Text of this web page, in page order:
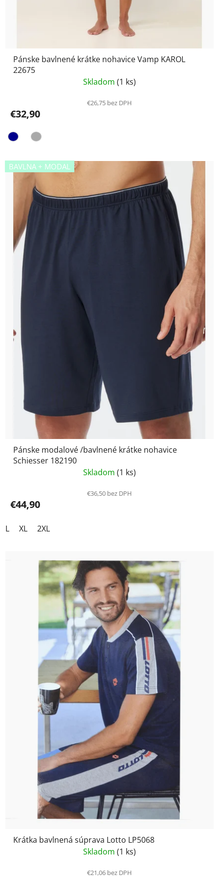
Pánske bavlnené krátke nohavice Vamp KAROL
22675
Skladom (1 ks)
€26,75 bez DPH
€32,90
BAVLNA + MODAL
Pánske modalové /bavlnené krátke nohavice
Schiesser 182190
Skladom (1 ks)
€36,50 bez DPH
€44,90
L XL 2XL
Krátka bavlnená súprava Lotto LP5068
Skladom (1 ks)
€21,06 bez DPH